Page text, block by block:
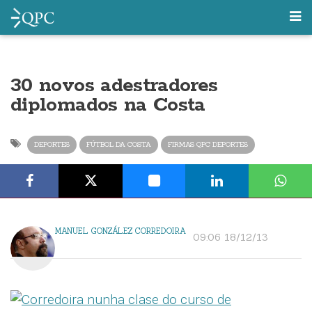
30 novos adestradores
diplomados na Costa
DEPORTES FÚTBOL DA COSTA FIRMAS QPC DEPORTES
MANUEL GONZÁLEZ CORREDOIRA 09:06 18/12/13